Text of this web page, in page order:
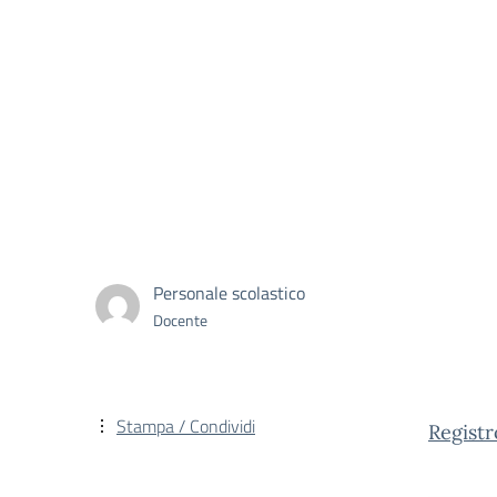
Personale scolastico
Docente
Stampa / Condividi